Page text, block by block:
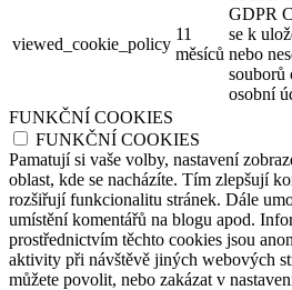
viewed_cookie_policy
11
měsíců
GDPR
se k
nebo
souborů
osobní
FUNKČNÍ COOKIES
FUNKČNÍ COOKIES
Pamatují si vaše volby, nastavení
oblast, kde se nacházíte. Tím zlepšují
rozšiřují funkcionalitu stránek. Dále
umístění komentářů na blogu apod.
prostřednictvím těchto cookies jsou
aktivity při návštěvě jiných webových
můžete povolit, nebo zakázat v